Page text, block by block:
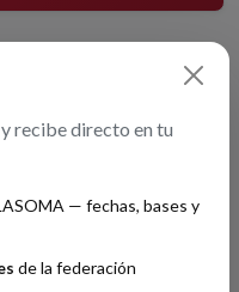
recibe directo en tu
— fechas, bases y
de la federación